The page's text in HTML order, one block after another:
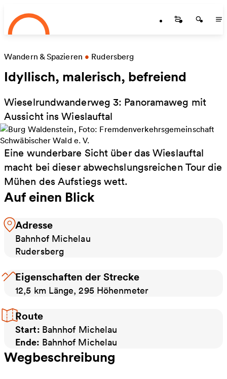
Zum Hauptinhalt springen
Startseite
Wandern & Spazieren • Rudersberg
Idyllisch, malerisch, befreiend
Wieselrundwanderweg 3: Panoramaweg mit
Aussicht ins Wieslauftal
Eine wunderbare Sicht über das Wieslauftal
macht bei dieser abwechslungsreichen Tour die
Mühen des Aufstiegs wett.
Auf einen Blick
Adresse
Bahnhof Michelau
Rudersberg
Eigenschaften der Strecke
12,5 km Länge, 295 Höhenmeter
Route
Start: Bahnhof Michelau
Ende: Bahnhof Michelau
Wegbeschreibung